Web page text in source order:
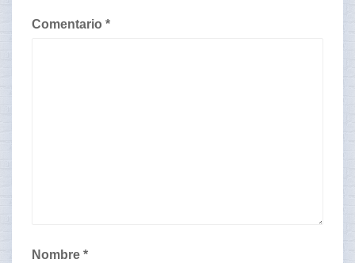
Comentario *
Nombre *